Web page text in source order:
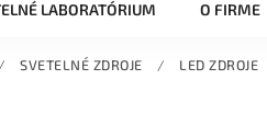
LABORATÓRIUM O FIRME
/ SVETELNÉ ZDROJE / LED ZDROJE